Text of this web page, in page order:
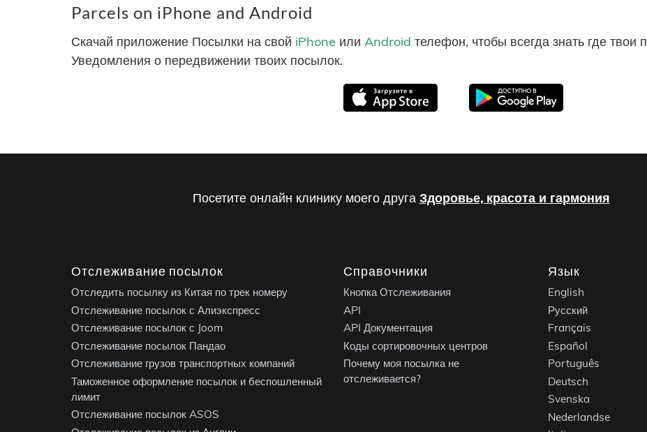
Parcels on iPhone and Android
Скачай приложение Посылки на свой iPhone или Android телефон, чтобы всегда знать где
Уведомления о передвижении твоих посылок.
Посетите онлайн клинику моего друга Здоровье, красота и гармония
Отслеживание посылок
Отследить посылку из Китая по трек номеру
Отслеживание посылок с Алиэкспресс
Отслеживание посылок с Joom
Отслеживание посылок Пандао
Отслеживание грузов транспортных компаний
Таможенное оформление посылок и беспошленный
лимит
Отслеживание посылок ASOS
Справочники
Кнопка Отслеживания
API
API Документация
Коды сортировочных центров
Почему моя посылка не
отслеживается?
Язык
English
Русский
Français
Español
Português
Deutsch
Svenska
Nederlandse